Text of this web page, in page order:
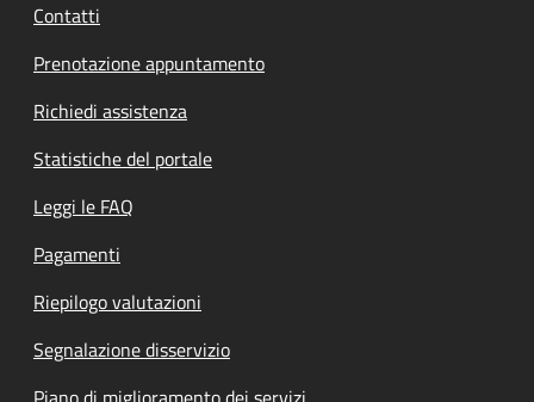
Contatti
Prenotazione appuntamento
Richiedi assistenza
Statistiche del portale
Leggi le FAQ
Pagamenti
Riepilogo valutazioni
Segnalazione disservizio